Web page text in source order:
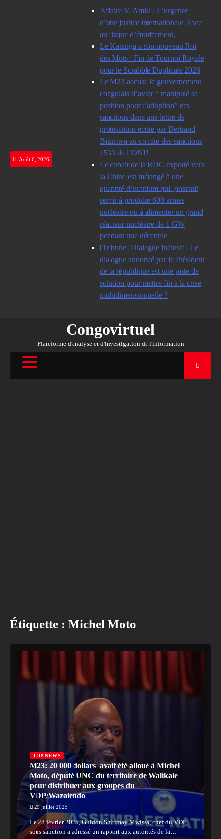
Août 6, 2026
Affaire V. Amisi : L’urgence
d’une justice internationale, Face
au risque d’étouffement,
Le Katanga a son nouveau Roi
des Mots : Fin de Tournoi Royale
pour le Scrabble Duplicate 2026
Le M23 accuse le gouvernement
congolais d’avoir “ manipulé sa
position pour l’adoption” des
sanctions dans une lettre de
protestation écrite par Bertrand
Bisimwa au comité des sanctions
1533 de l’ONU
Le cobalt de la RDC exporté vers
la Chine est mélangé à une
quantité d’uranium qui pourrait
servir à produire 600 armes
nucléaire ou à alimenter un grand
réacteur nucléaire de 1 GW
pendant une décennie
[Tribune] Dialogue inclusif : Le
dialogue annoncé par le Président
de la république est une piste de
solution pour mettre fin à la crise
multidimensionnelle ?
Congovirtuel
Plateforme d'analyse et d'investigation de l'information
Étiquette : Michel Moto
TOP NEWS
M23: 20 000 dollars avait été alloué à Michel
Moto, député UNC du territoire de Walikale
pour distribuer aux groupes du
VDP/Wazalendo
29 juillet 2025
Le 28 février 2025, Guidon Shirimay Mwissa, chef du VDP
sous sanction a adressé un rapport aux autorités de la…